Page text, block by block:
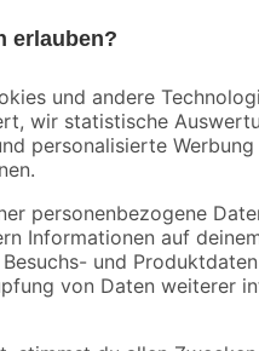
Solar-
warmweiß IP 44 Ø
x 11,5 cm
9,99€
Die moderne, quadratische
Kunststoff, fügt sich durch ihr